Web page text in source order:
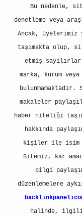
Bu nedenle,
denetleme veya
Ancak, üyelerimiz
taşımakta olup,
etmiş
marka, kurum
bulunmamaktadır.
makaleler
haber niteliği
hakkında
kişiler ile isim
Sitemiz, kar
bilgi
düzenlemelere
halinde, ilgili